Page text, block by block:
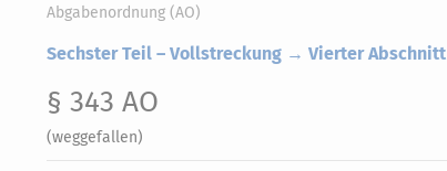
Abgabenordnung (AO)
Sechster Teil – Vollstreckung → Vierter
§ 343 AO
(weggefallen)